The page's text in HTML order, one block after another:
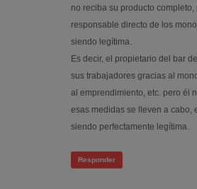
no reciba su producto
responsable directo de los
siendo legítima.
Es decir, el propietario del bar
sus trabajadores gracias al
al emprendimiento, etc. pero él
esas medidas se lleven a cabo,
siendo perfectamente legítima.
Responder